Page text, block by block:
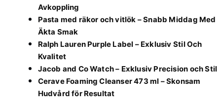
Avkoppling
Pasta med räkor och vitlök – Snabb Middag Med
Äkta Smak
Ralph Lauren Purple Label – Exklusiv Stil Och
Kvalitet
Jacob and Co Watch – Exklusiv Precision och Stil
Cerave Foaming Cleanser 473 ml – Skonsam
Hudvård för Resultat